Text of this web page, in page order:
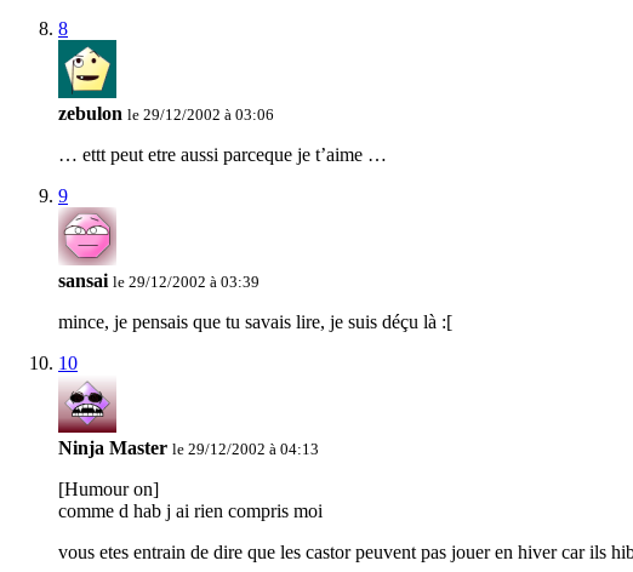
8
zebulon le 29/12/2002 à 03:06
… ettt peut etre aussi parceque je t’aime …
9
sansai le 29/12/2002 à 03:39
mince, je pensais que tu savais lire, je suis déçu là :[
10
Ninja Master le 29/12/2002 à 04:13
[Humour on]
comme d hab j ai rien compris moi
vous etes entrain de dire que les castor peuvent pas jouer en hiver car ils